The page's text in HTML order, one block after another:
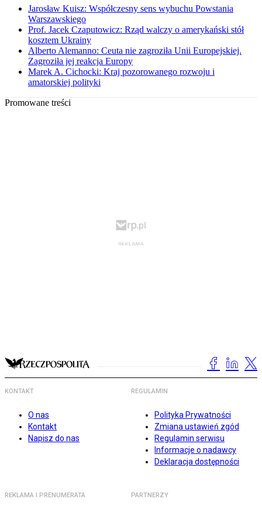
Jarosław Kuisz: Współczesny sens wybuchu Powstania
Warszawskiego
Prof. Jacek Czaputowicz: Rząd walczy o amerykański stół
kosztem Ukrainy
Alberto Alemanno: Ceuta nie zagroziła Unii Europejskiej.
Zagroziła jej reakcja Europy
Marek A. Cichocki: Kraj pozorowanego rozwoju i
amatorskiej polityki
Promowane treści
KONTAKT
O nas
Kontakt
Napisz do nas
REGULAMIN
Polityka Prywatności
Zmiana ustawień zgód
Regulamin serwisu
Informacje o nadawcy
Deklaracja dostępności
REKLAMA I PRENUMERATA PARTNERZY